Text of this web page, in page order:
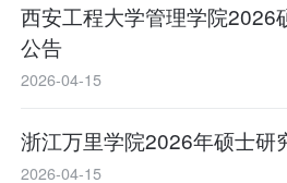
西安工程大学管理学院2026
公告
2026-04-15
浙江万里学院2026年硕士研
2026-04-15